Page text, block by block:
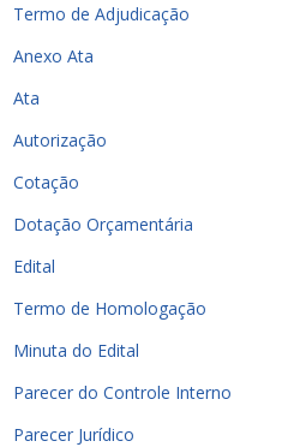
Termo de Adjudicação
Anexo Ata
Ata
Autorização
Cotação
Dotação Orçamentária
Edital
Termo de Homologação
Minuta do Edital
Parecer do Controle Interno
Parecer Jurídico